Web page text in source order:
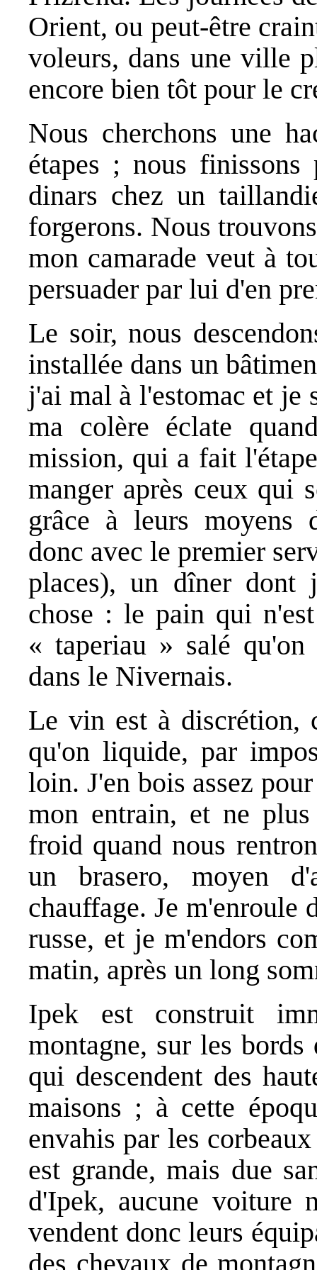
Orient, ou peut-être
voleurs, dans une ville
encore bien tôt pour le
Nous cherchons une
étapes ; nous
dinars chez un
forgerons. Nous
mon camarade veut à
persuader par lui d'en
Le soir, nous
installée dans un
j'ai mal à l'estomac et je
ma colère éclate
mission, qui a fait
manger après ceux qui
grâce à leurs moyens
donc avec le premier
places), un dîner dont
chose : le pain qui
« taperiau » salé
dans le Nivernais.
Le vin est à discrétion,
qu'on liquide, par
loin. J'en bois assez
mon entrain, et ne
froid quand nous
un brasero, moyen
chauffage. Je m'enroule
russe, et je m'endors
matin, après un long
Ipek est construit
montagne, sur les
qui descendent des
maisons ; à cette
envahis par les
est grande, mais due
d'Ipek, aucune voiture
vendent donc leurs
des chevaux de